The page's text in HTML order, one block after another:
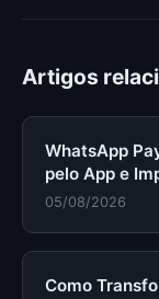
Artigos
WhatsApp
pelo App e
05/08/2026
Como